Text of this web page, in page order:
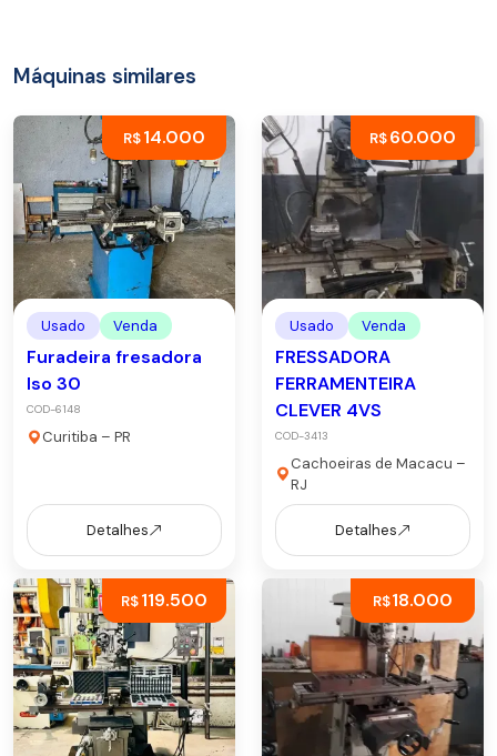
Máquinas similares
R$14.000
Usado Venda
Furadeira fresadora
Iso 30
COD-6148
Curitiba – PR
Detalhes
R$60.000
Usado Venda
FRESSADORA
FERRAMENTEIRA
CLEVER 4VS
COD-3413
Cachoeiras de Macacu –
RJ
Detalhes
R$119.500 R$18.000